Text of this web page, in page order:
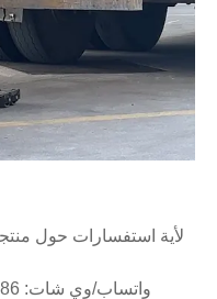
لأية استفسارات حول
واتساب/وي شات: 86-13123865875 86-15858812131